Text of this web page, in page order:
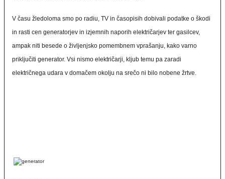
V času žledoloma smo po radiu, TV in časopisih dobivali podatke o škodi
in rasti cen generatorjev in izjemnih naporih električarjev ter gasilcev,
ampak niti besede o življenjsko pomembnem vprašanju, kako varno
priključiti generator. Vsi nismo električarji, kljub temu pa zaradi
električnega udara v domačem okolju na srečo ni bilo nobene žrtve.